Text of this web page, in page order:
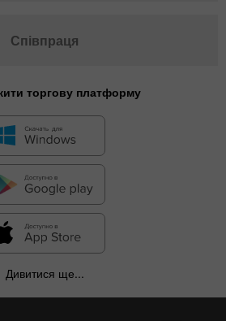
Співпраця
торгову платформу
Дивитися ще...